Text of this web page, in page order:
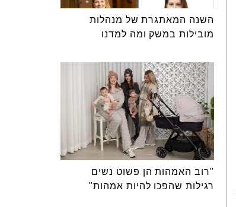
השנה המאתגרת של מנהלות
מובילות במשק ומה למדנו
"רוב האמהות הן פשוט נשים
רגילות שהפכו להיות אמהות"